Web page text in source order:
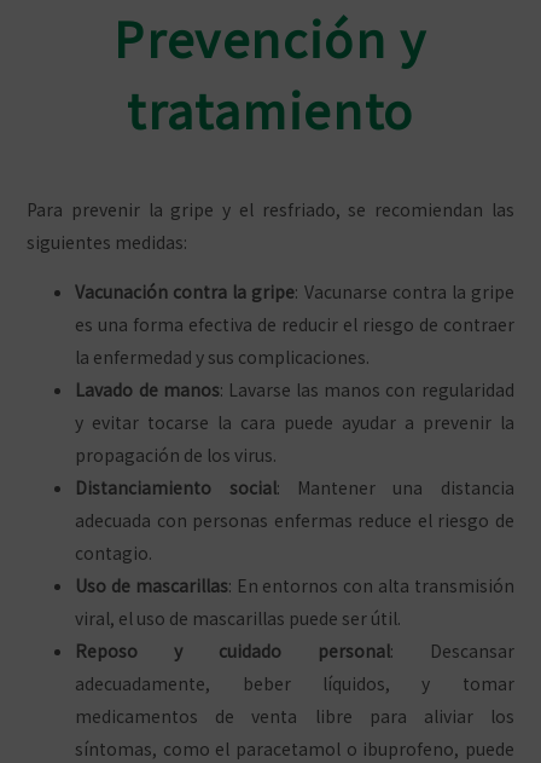
Prevención y
tratamiento
Para prevenir la gripe y el resfriado, se recomiendan las
siguientes medidas:
Vacunación contra la gripe: Vacunarse contra la gripe
es una forma efectiva de reducir el riesgo de contraer
la enfermedad y sus complicaciones.
Lavado de manos: Lavarse las manos con regularidad
y evitar tocarse la cara puede ayudar a prevenir la
propagación de los virus.
Distanciamiento social: Mantener una distancia
adecuada con personas enfermas reduce el riesgo de
contagio.
Uso de mascarillas: En entornos con alta transmisión
viral, el uso de mascarillas puede ser útil.
Reposo y cuidado personal: Descansar
adecuadamente, beber líquidos, y tomar
medicamentos de venta libre para aliviar los
síntomas, como el paracetamol o ibuprofeno, puede